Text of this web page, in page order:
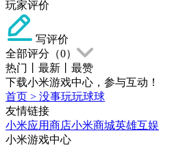
玩家评价
写评价
全部评分（0）
热门
最新
最赞
下载小米游戏中心，参与互动！
首页 > 没事玩玩球球
友情链接
小米应用商店小米商城英雄互娱
小米游戏中心